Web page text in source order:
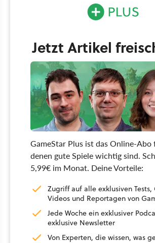
Jetzt Artikel
GameStar Plus ist das Online-Abo
denen gute Spiele wichtig sind.
5,99€ im Monat. Deine Vorteile:
Zugriff auf alle exklusiven Tests,
Videos und Reportagen von
Jede Woche ein exklusiver
exklusive Newsletter
Von Experten, die wissen, was